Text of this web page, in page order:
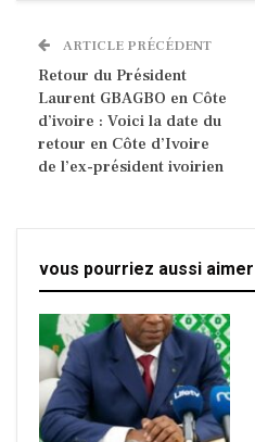
ARTICLE PRÉCÉDENT
Retour du Président
Laurent GBAGBO en Côte
d’ivoire : Voici la date du
retour en Côte d’Ivoire
de l’ex-président ivoirien
vous pourriez aussi aimer